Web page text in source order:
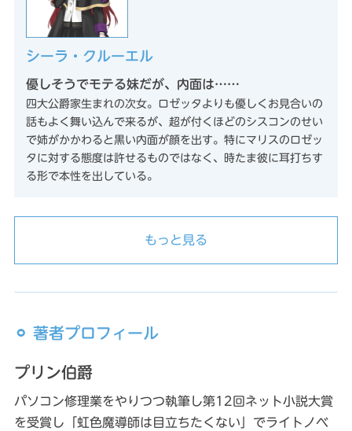
シーラ・クルーエル
優しそうでモテる妹だが、内面は……
四大公爵家生まれの次女。ロゼッタよりも優しくお見合いの
話もよく舞い込んで来るが、超が付くほどのシスコンのせい
で姉がかかわると黒い内面が顔を出す。特にマリスのロゼッ
タに対する態度は許せるものではなく、時たま彼に耳打ちす
る形で本性を出している。
もっと見る
⚪︎ 著者プロフィール
プリン伯爵
パソコン修理業をやりつつ執筆し第12回ネット小説大賞
を受賞し「虹色魔導師は目立ちたくない」でライトノベ